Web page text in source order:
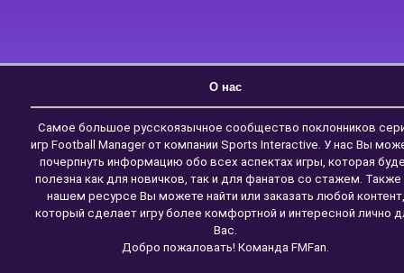
О нас
Самое большое русскоязычное сообщество поклонников
игр Football Manager от компании Sports Interactive. У нас Вы
почерпнуть информацию обо всех аспектах игры, которая
полезна как для новичков, так и для фанатов со стажем. Также
нашем ресурсе Вы можете найти или заказать любой контент,
который сделает игру более комфортной и интересной лично
Вас.
Добро пожаловать! Команда FMFan.